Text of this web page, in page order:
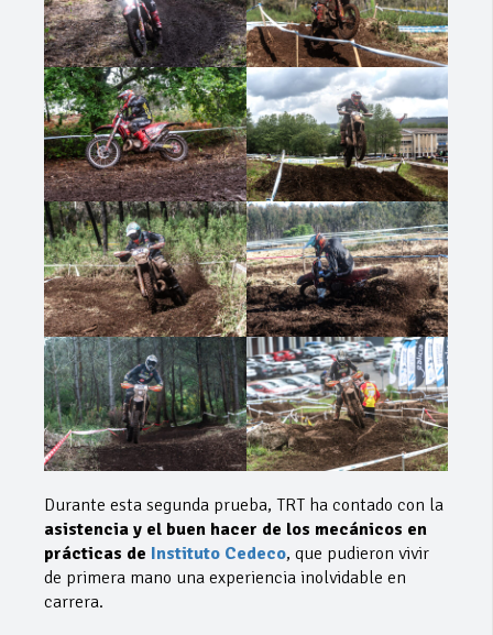
Durante esta segunda prueba, TRT ha contado con la
asistencia y el buen hacer de los mecánicos en
prácticas de Instituto Cedeco, que pudieron vivir
de primera mano una experiencia inolvidable en
carrera.